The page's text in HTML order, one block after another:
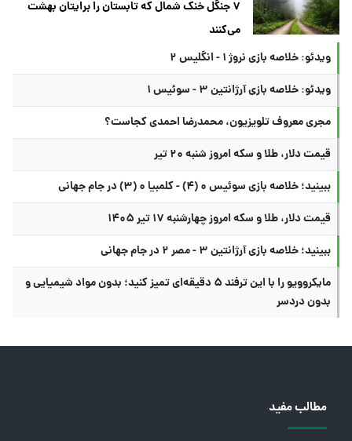
۷ جنگل خنک شمال که تابستان را برایتان بهشت
می‌کنند
ویدئو: خلاصه بازی نروژ ۱ - انگلیس ۲
ویدئو: خلاصه بازی آرژانتین ۳ - سوئیس ۱
مجری معروف تلویزیون، محمدرضا احمدی کجاست؟
قیمت دلار، طلا و سکه امروز شنبه ۲۰ تیر
ببینید؛ خلاصه بازی سوئیس ۰ (۴) - کلمبیا ۰ (۳) در جام جهانی
قیمت دلار، طلا و سکه امروز چهارشنبه ۱۷ تیر ۱۴۰۵
ببینید؛ خلاصه بازی آرژانتین ۳ - مصر ۲ در جام جهانی
مایکروویو را با این ترفند ۵ دقیقه‌ای تمیز کنید؛ بدون مواد شیمیایی و
بدون دردسر
مطالب مفید